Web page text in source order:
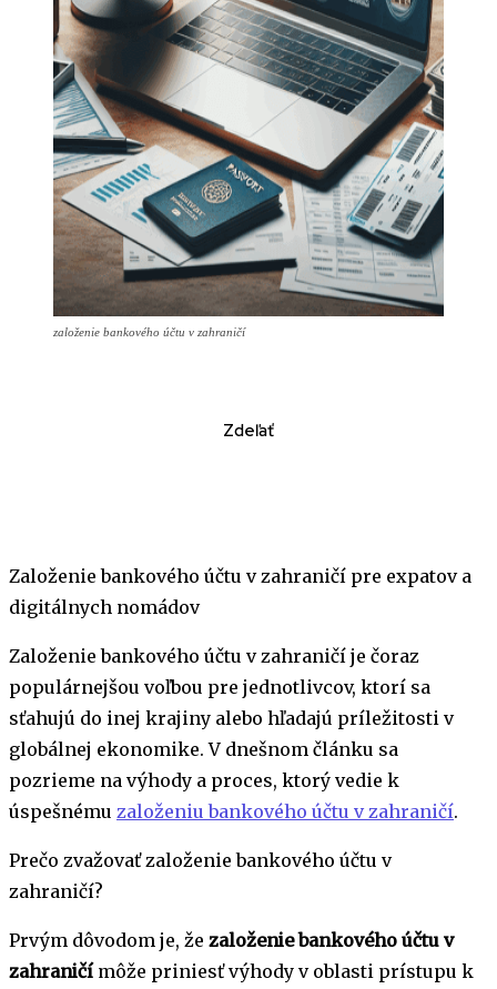
založenie bankového účtu v zahraničí
Zdeľať
Založenie bankového účtu v zahraničí pre expatov a
digitálnych nomádov
Založenie bankového účtu v zahraničí je čoraz
populárnejšou voľbou pre jednotlivcov, ktorí sa
sťahujú do inej krajiny alebo hľadajú príležitosti v
globálnej ekonomike. V dnešnom článku sa
pozrieme na výhody a proces, ktorý vedie k
úspešnému založeniu bankového účtu v zahraničí.
Prečo zvažovať založenie bankového účtu v
zahraničí?
Prvým dôvodom je, že založenie bankového účtu v
zahraničímôže priniesť výhody v oblasti prístupu k